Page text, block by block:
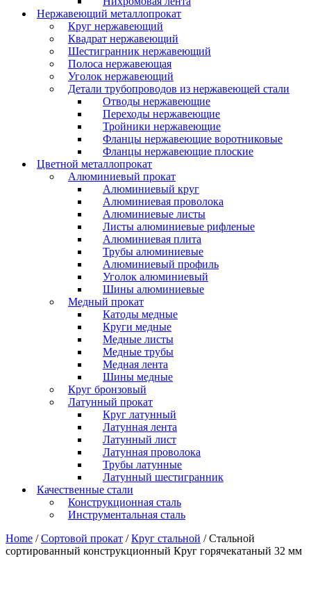
Нержавеющий металлопрокат
Круг нержавеющий
Квадрат нержавеющий
Шестигранник нержавеющий
Полоса нержавеющая
Уголок нержавеющий
Детали трубопроводов из нержавеющей стали
Отводы нержавеющие
Переходы нержавеющие
Тройники нержавеющие
Фланцы нержавеющие воротниковые
Фланцы нержавеющие плоские
Цветной металлопрокат
Алюминиевый прокат
Алюминиевый круг
Алюминиевая проволока
Алюминиевые листы
Листы алюминиевые рифленые
Алюминиевая плита
Трубы алюминиевые
Алюминиевый профиль
Уголок алюминиевый
Шины алюминиевые
Медный прокат
Катоды медные
Круги медные
Медные листы
Медные трубы
Медная лента
Шины медные
Круг бронзовый
Латунный прокат
Круг латунный
Латунная лента
Латунный лист
Латунная проволока
Трубы латунные
Латунный шестигранник
Качественные стали
Конструкционная сталь
Инструментальная сталь
Home /Сортовой прокат /Круг стальной / Стальной
сортированный конструкционный Круг горячекатаный 32 мм